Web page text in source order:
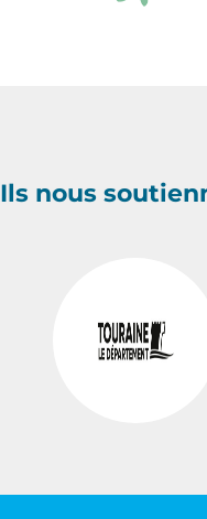
Ils nous